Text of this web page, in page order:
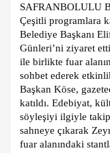
SAFRANBOLULU
Çeşitli programlara
Belediye Başkanı
Günleri’ni ziyaret
ile birlikte fuar
sohbet ederek
Başkan Köse,
katıldı. Edebiyat,
söyleşiyi ilgiyle
sahneye çıkarak
fuar alanındaki